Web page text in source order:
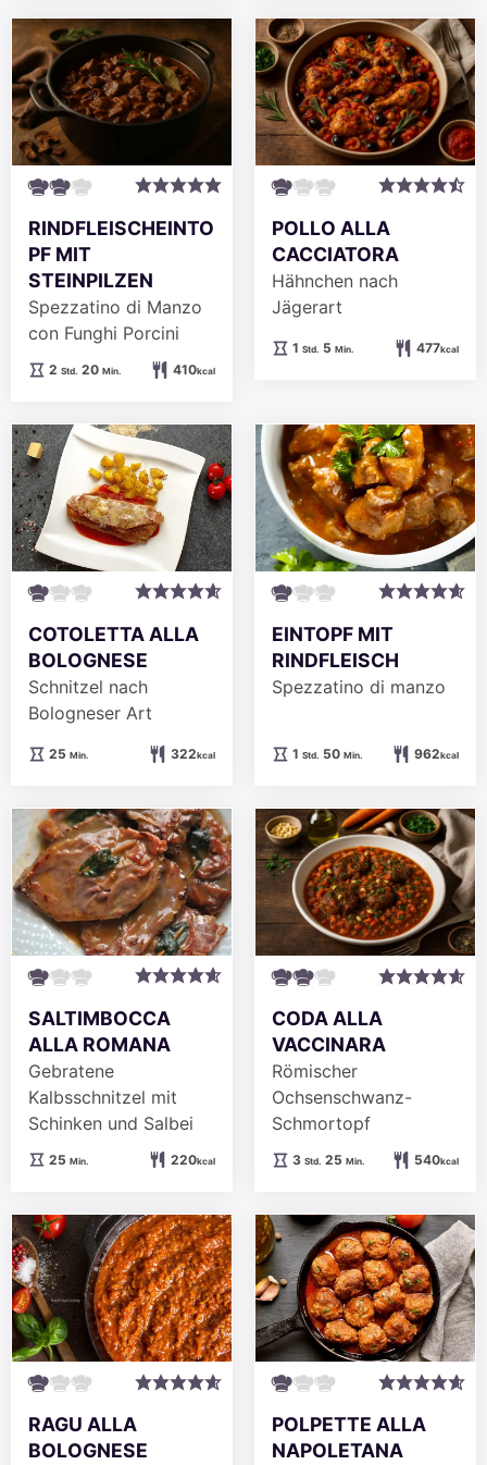
RINDFLEISCHEINTO
PF MIT
STEINPILZEN
Spezzatino di Manzo
con Funghi Porcini
2Stunden
Std. 20Minuten
Min. 410kcal
POLLO ALLA
CACCIATORA
Hähnchen nach
Jägerart
1Stunde
Std. 5Minuten
Min. 477kcal
COTOLETTA ALLA
BOLOGNESE
Schnitzel nach
Bologneser Art
25Minuten
Min. 322kcal
EINTOPF MIT
RINDFLEISCH
Spezzatino di manzo
1Stunde
Std. 50Minuten
Min. 962kcal
SALTIMBOCCA
ALLA ROMANA
Gebratene
Kalbsschnitzel mit
Schinken und Salbei
25Minuten
Min. 220kcal
CODA ALLA
VACCINARA
Römischer
Ochsenschwanz-
Schmortopf
3Stunden
Std. 25Minuten
Min. 540kcal
RAGU ALLA
BOLOGNESE
POLPETTE ALLA
NAPOLETANA